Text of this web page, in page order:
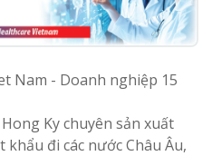
Nam - Doanh nghiệp 15
Ky chuyên sản xuất
đi các nước Châu Âu,